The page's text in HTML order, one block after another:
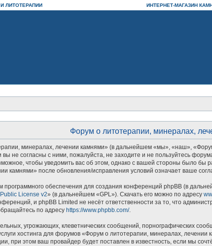
ЛИТОТЕРАПИИ ИНТЕРНЕТ-МАГАЗИН
Форум о литотерапии, минералах,
минералах, лечении камнями» (в дальнейшем «мы», «наш»,
не согласны с ними, пожалуйста, не заходите и не пользуйтесь
чтобы уведомить вас об этом, однако с вашей стороны было бы
камнями» после обновления/исправления условий означает ваше
обеспечения для создания конференций phpBB (в
License v2» (в дальнейшем «GPL»). Скачать его можно по адресу
и phpBB Limited не несёт ответственности за то, что
по адресу https://www.phpbb.com/.
угрожающих, клеветнических сообщений, порнографических
хостинга для форумов «Форум о литотерапии, минералах,
при этом ваш провайдер будет поставлен в известность, если мы